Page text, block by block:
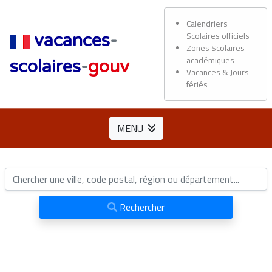
vacances-
scolaires-gouv
Calendriers
Scolaires officiels
Zones Scolaires
académiques
Vacances & Jours
fériés
MENU
Rechercher